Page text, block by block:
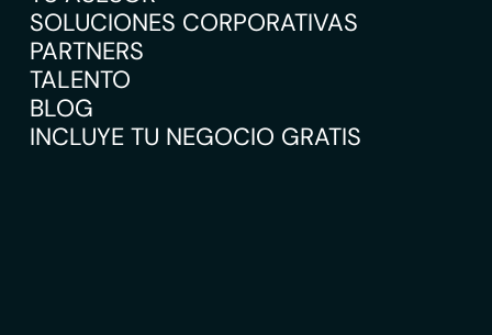
SOLUCIONES CORPORATIVAS
PARTNERS
TALENTO
BLOG
INCLUYE TU NEGOCIO GRATIS